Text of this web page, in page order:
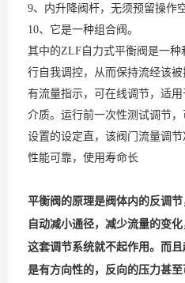
9、内升降阀杆，无须预留操作
10、它是一种组合阀。
其中的ZLF自力式平衡阀是一
行自我调控，从而保持流经该
有流量指示，可在线调节，适
介质。运行前一次性测试调节
设置的设定直，该阀门流量调节
性能可靠，使用寿命长
平衡阀的原理是阀体内的反调节
自动减小通径，减少流量的变
这套调节系统就不起作用。而且
是有方向性的，反向的压力甚至